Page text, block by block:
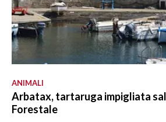
ANIMALI
Arbatax, tartaruga impigliata
Forestale